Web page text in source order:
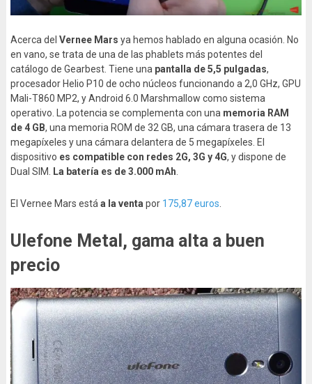
Acerca del Vernee Mars ya hemos hablado en alguna ocasión. No
en vano, se trata de una de las phablets más potentes del
catálogo de Gearbest. Tiene una pantalla de 5,5 pulgadas,
procesador Helio P10 de ocho núcleos funcionando a 2,0 GHz, GPU
Mali-T860 MP2, y Android 6.0 Marshmallow como sistema
operativo. La potencia se complementa con una memoria RAM
de 4 GB, una memoria ROM de 32 GB, una cámara trasera de 13
megapíxeles y una cámara delantera de 5 megapíxeles. El
dispositivo es compatible con redes 2G, 3G y 4G, y dispone de
Dual SIM.
La batería es de 3.000 mAh
El Vernee Mars está a la venta por 175,87 euros
Ulefone Metal, gama alta a buen
precio